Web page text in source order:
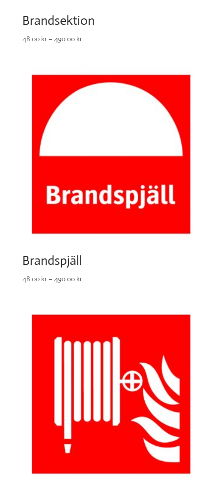
Brandsektion
48.00 kr– 490.00 kr
Brandspjäll
48.00 kr– 490.00 kr